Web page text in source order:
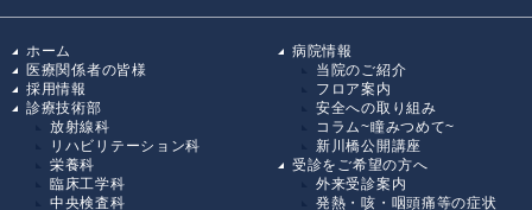
ホーム
医療関係者の皆様
採用情報
診療技術部
放射線科
リハビリテーション科
栄養科
臨床工学科
中央検査科
病院情報
当院のご紹介
フロア案内
安全への取り組み
コラム~瞳みつめて~
新川橋公開講座
受診をご希望の方へ
外来受診案内
発熱・咳・咽頭痛等の症状